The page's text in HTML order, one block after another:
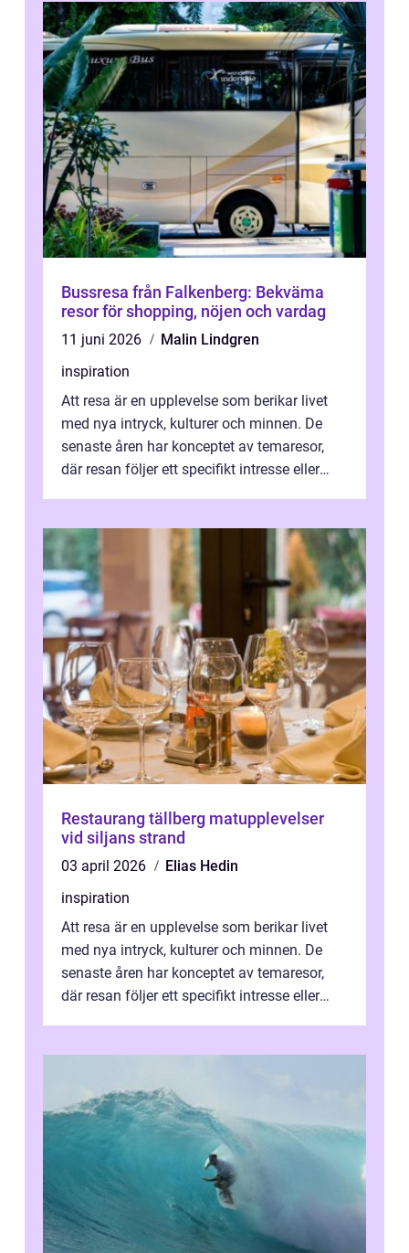
Bussresa från Falkenberg: Bekväma
resor för shopping, nöjen och vardag
11 juni 2026
Malin Lindgren
inspiration
Att resa är en upplevelse som berikar livet
med nya intryck, kulturer och minnen. De
senaste åren har konceptet av temaresor,
där resan följer ett specifikt intresse eller
Restaurang tällberg matupplevelser
vid siljans strand
03 april 2026
Elias Hedin
inspiration
Att resa är en upplevelse som berikar livet
med nya intryck, kulturer och minnen. De
senaste åren har konceptet av temaresor,
där resan följer ett specifikt intresse eller